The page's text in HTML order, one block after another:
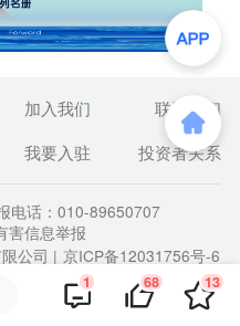
1 68 13
加入我们
联系我们
我要入驻 投资者关系
电话：010-89650707
害信息举报
公司 | 京ICP备12031756号-6
号